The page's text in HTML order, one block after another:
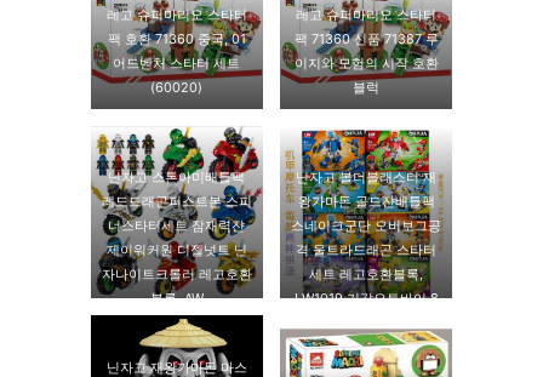
레고 슈퍼마리오 스타터
팩 호환 71360 중국, 01
어드벤처 스타터 세트
(60020)
레고 슈퍼마리오 스타터
팩 71360 신품 71387 루
이지와 모험의 시작 호환
블럭
닌자고 스톤아미배틀팩
레드드래곤퍼스트본 스피
너스타터세트 잠재력쟌
제이워커원 디젤넛트 닌
자나이트크롤러 레고호환
블록, AW
닌자고 볼더블래스터 재
왕가마돈 골드쟌배틀팩
스네이크군단 오버보그공
격 울트라드래곤 스타터
세트 레고호환블록,
LW1019 기갑오토바이 8
닌자고 재왕가마돈 마스